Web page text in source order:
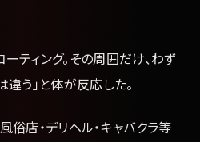
ティング。その周囲だけ、わず
違う」と体が反応した。
俗店・デリヘル・キャバクラ等